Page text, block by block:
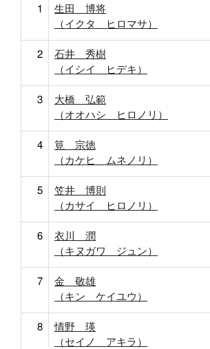
1
生田 博将
（イクタ ヒロマサ）
2
石井 秀樹
（イシイ ヒデキ）
3
大橋 弘範
（オオハシ ヒロノリ）
4
筧 宗徳
（カケヒ ムネノリ）
5
笠井 博則
（カサイ ヒロノリ）
6
衣川 潤
（キヌガワ ジュン）
7
金 敬雄
（キン ケイユウ）
8
情野 瑛
（セイノ アキラ）